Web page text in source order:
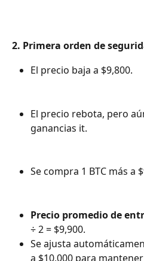
2. Primera orden de
El precio baja a $9,800.
El precio rebota, pero
ganancias it.
Se compra 1 BTC más a
Precio promedio de
÷ 2 = $9,900.
Se ajusta
a $10,000 para